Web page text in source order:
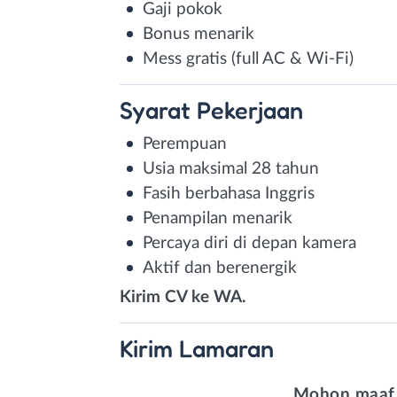
Gaji pokok
Bonus menarik
Mess gratis (full AC & Wi-Fi)
Syarat Pekerjaan
Perempuan
Usia maksimal 28 tahun
Fasih berbahasa Inggris
Penampilan menarik
Percaya diri di depan kamera
Aktif dan berenergik
Kirim CV ke WA.
Kirim Lamaran